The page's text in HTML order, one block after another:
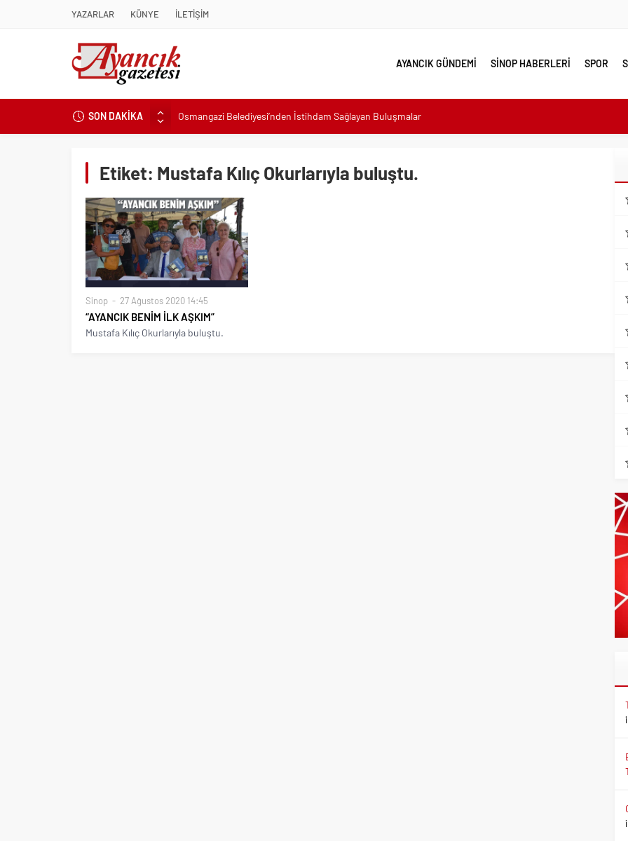
YAZARLAR KÜNYE İLETİŞİM
AYANCIK GÜNDEMİ SİNOP HABERLERİ SPOR
SON DAKİKA
Osmangazi Belediyesi’nden İstihdam Sağlayan Buluşmalar
Başkan Eşki’den Çamdibi çıkarması: “Halkımızın içinde, Bornova’nın hizmetindeyiz”
Başkan Hatice Gençay: “Didim’in Minik Ev Sahiplerine Sahip Çıkmaya Devam Edeceğiz”
K. Menderes’te AKTAŞ Bereketi
Başkan Hatice Gençay: “Didim’in Her Noktasında Gece Gündüz Sahadayız”
Başkan Çerçioğlu’ndan 7 Eylül Temalı Ödüllü Resim, Şiir ve Kompozisyon Yarışması
Başkan Hatice Gençay: “Kadınlarımızın Üretim Gücünü Destekliyoruz”
Torbalı’nın kuru domates emekçileri yalnız bırakılmadı
Küçük işletmeler büyük siber risklerle karşı karşıya
Etiket: Mustafa Kılıç Okurlarıyla buluştu.
Sinop 27 Ağustos 2020 14:45
“AYANCIK BENİM İLK AŞKIM”
Mustafa Kılıç Okurlarıyla buluştu.